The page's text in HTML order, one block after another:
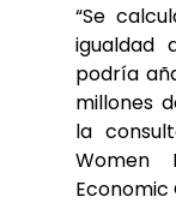
“Se
igualdad
podría
millones
la
Women
Economic